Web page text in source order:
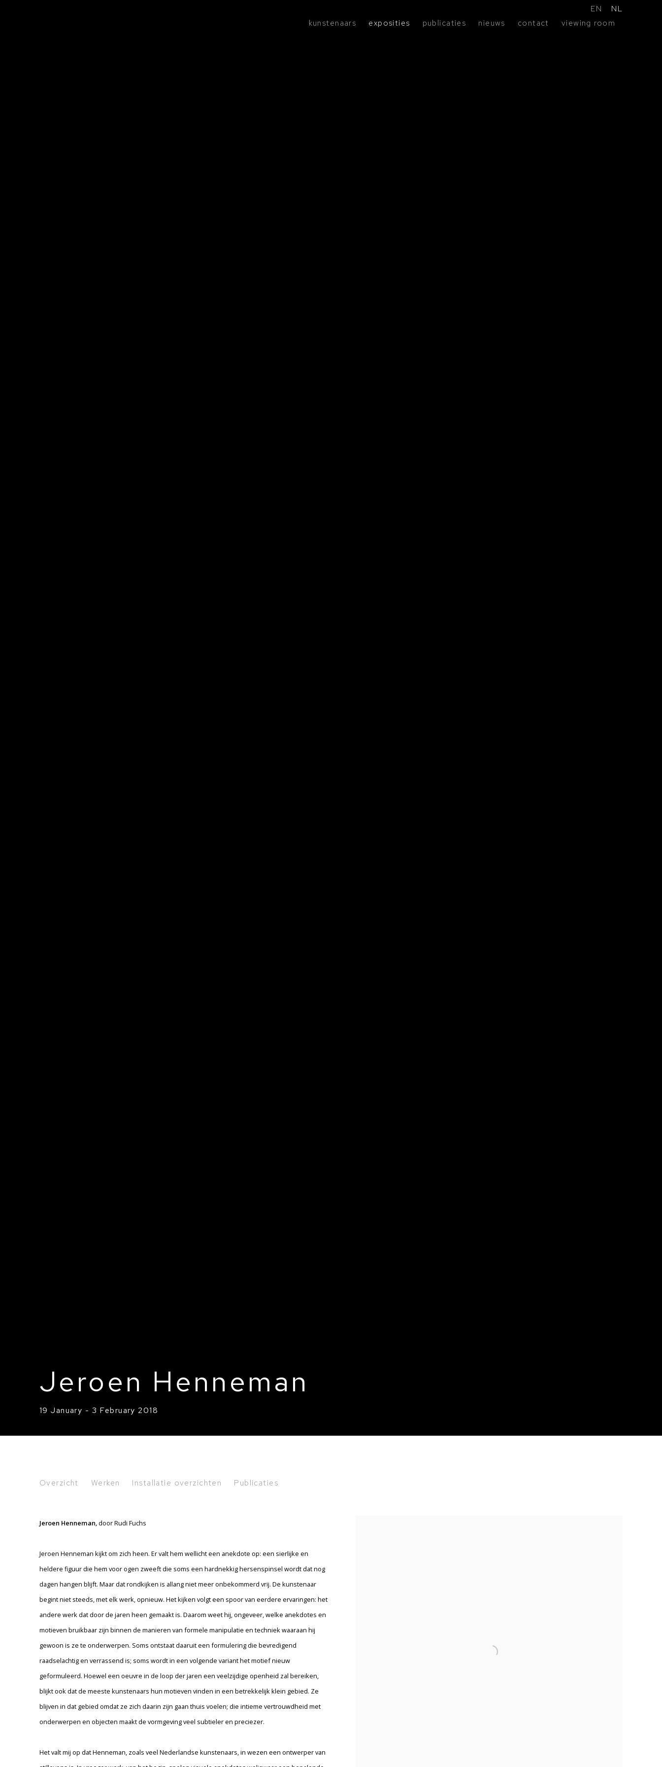
kunstenaars exposities publicaties nieuws contact viewing room
EN NL
Jeroen Henneman
19 January - 3 February 2018
Jeroen Henneman
Overzicht Werken Installatie overzichten Publicaties
Jeroen Henneman,door Rudi Fuchs
Jeroen Henneman kijkt om zich heen. Er valt hem wellicht een anekdote op: een sierlijke en
heldere figuur die hem voor ogen zweeft die soms een hardnekkig hersenspinsel wordt dat nog
dagen hangen blijft. Maar dat rondkijken is allang niet meer onbekommerd vrij. De kunstenaar
begint niet steeds, met elk werk, opnieuw. Het kijken volgt een spoor van eerdere ervaringen: het
andere werk dat door de jaren heen gemaakt is. Daarom weet hij, ongeveer, welke anekdotes en
motieven bruikbaar zijn binnen de manieren van formele manipulatie en techniek waaraan hij
gewoon is ze te onderwerpen. Soms ontstaat daaruit een formulering die bevredigend
raadselachtig en verrassend is; soms wordt in een volgende variant het motief nieuw
geformuleerd. Hoewel een oeuvre in de loop der jaren een veelzijdige openheid zal bereiken,
blijkt ook dat de meeste kunstenaars hun motieven vinden in een betrekkelijk klein gebied. Ze
blijven in dat gebied omdat ze zich daarin zijn gaan thuis voelen; die intieme vertrouwdheid met
onderwerpen en objecten maakt de vormgeving veel subtieler en preciezer.
Het valt mij op dat Henneman, zoals veel Nederlandse kunstenaars, in wezen een ontwerper van